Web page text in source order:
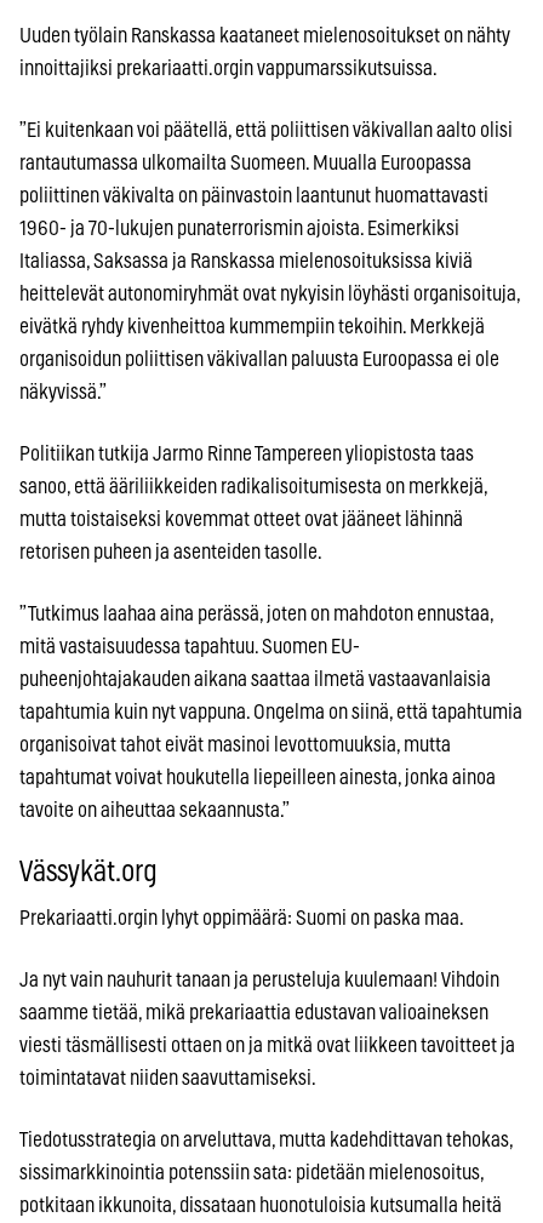
Uuden työlain Ranskassa kaataneet mielenosoitukset on nähty
innoittajiksi prekariaatti.orgin vappumarssikutsuissa.
”Ei kuitenkaan voi päätellä, että poliittisen väkivallan aalto olisi
rantautumassa ulkomailta Suomeen. Muualla Euroopassa
poliittinen väkivalta on päinvastoin laantunut huomattavasti
1960- ja 70-lukujen punaterrorismin ajoista. Esimerkiksi
Italiassa, Saksassa ja Ranskassa mielenosoituksissa kiviä
heittelevät autonomiryhmät ovat nykyisin löyhästi organisoituja,
eivätkä ryhdy kivenheittoa kummempiin tekoihin. Merkkejä
organisoidun poliittisen väkivallan paluusta Euroopassa ei ole
näkyvissä.”
Politiikan tutkija Jarmo Rinne Tampereen yliopistosta taas
sanoo, että ääriliikkeiden radikalisoitumisesta on merkkejä,
mutta toistaiseksi kovemmat otteet ovat jääneet lähinnä
retorisen puheen ja asenteiden tasolle.
”Tutkimus laahaa aina perässä, joten on mahdoton ennustaa,
mitä vastaisuudessa tapahtuu. Suomen EU-
puheenjohtajakauden aikana saattaa ilmetä vastaavanlaisia
tapahtumia kuin nyt vappuna. Ongelma on siinä, että tapahtumia
organisoivat tahot eivät masinoi levottomuuksia, mutta
tapahtumat voivat houkutella liepeilleen ainesta, jonka ainoa
tavoite on aiheuttaa sekaannusta.”
Vässykät.org
Prekariaatti.orgin lyhyt oppimäärä: Suomi on paska maa.
Ja nyt vain nauhurit tanaan ja perusteluja kuulemaan! Vihdoin
saamme tietää, mikä prekariaattia edustavan valioaineksen
viesti täsmällisesti ottaen on ja mitkä ovat liikkeen tavoitteet ja
toimintatavat niiden saavuttamiseksi.
Tiedotusstrategia on arveluttava, mutta kadehdittavan tehokas,
sissimarkkinointia potenssiin sata: pidetään mielenosoitus,
potkitaan ikkunoita, dissataan huonotuloisia kutsumalla heitä